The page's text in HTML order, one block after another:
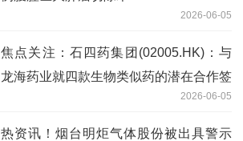
2026-06-05
焦点关注：石四药集团(02005.HK)：与
龙海药业就四款生物类似药的潜在合作签
2026-06-05
热资讯！烟台明炬气体股份被出具警示